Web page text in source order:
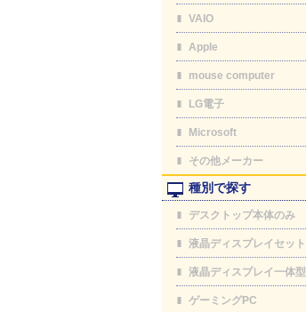
VAIO
Apple
mouse computer
LG電子
Microsoft
その他メーカー
種別で探す
デスクトップ本体のみ
液晶ディスプレイセット
液晶ディスプレイ一体型
ゲーミングPC